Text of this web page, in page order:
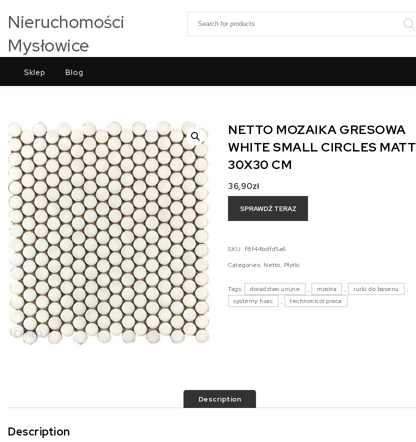
Nieruchomości
Mysłowice
Sklep Blog
NETTO MOZAIKA GRESOWA
WHITE SMALL CIRCLES MATT
30X30 CM
36,90zł
SPRAWDŹ TERAZ
SKU: f8f44bdfd5a6
Categories: Netto, Płytki
Tags: doradztwo unijne , mostra , rurki do basenu
,
systemy hvac
, technonicol praca
Description
Description